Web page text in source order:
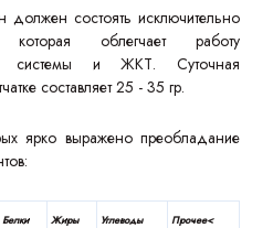
должен состоять исключительно
облегчает работу
системы и ЖКТ. Суточная
составляет 25 - 35 гр.
ярко выражено преобладание
Белки Жиры Углеводы Прочее<